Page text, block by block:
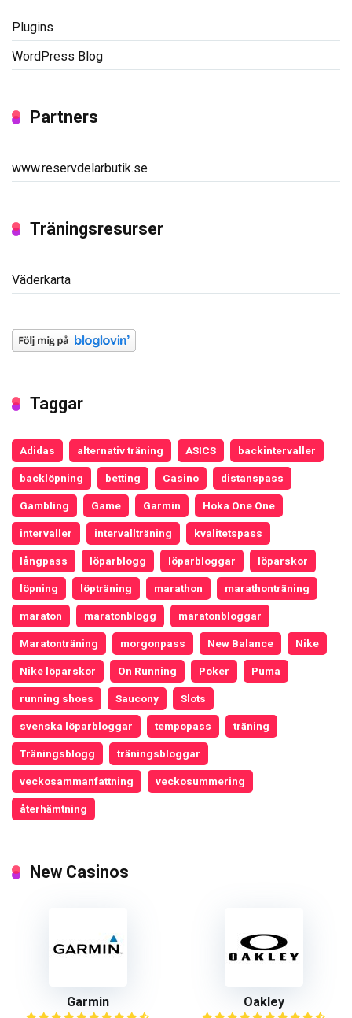
Plugins
WordPress Blog
Partners
www.reservdelarbutik.se
Träningsresurser
Väderkarta
Taggar
Adidas alternativ träning ASICS backintervaller
backlöpning betting Casino distanspass
Gambling Game Garmin Hoka One One
intervaller intervallträning kvalitetspass
långpass löparblogg löparbloggar löparskor
löpning löpträning marathon marathonträning
maraton maratonblogg maratonbloggar
Maratonträning morgonpass New Balance Nike
Nike löparskor On Running Poker Puma
running shoes Saucony Slots
svenska löparbloggar tempopass träning
Träningsblogg träningsbloggar
veckosammanfattning veckosummering
återhämtning
New Casinos
Garmin Oakley